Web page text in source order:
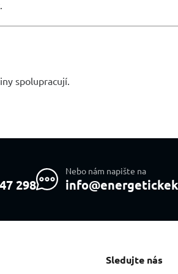
spolupracují.
298
Nebo nám napište na
Sledujte nás